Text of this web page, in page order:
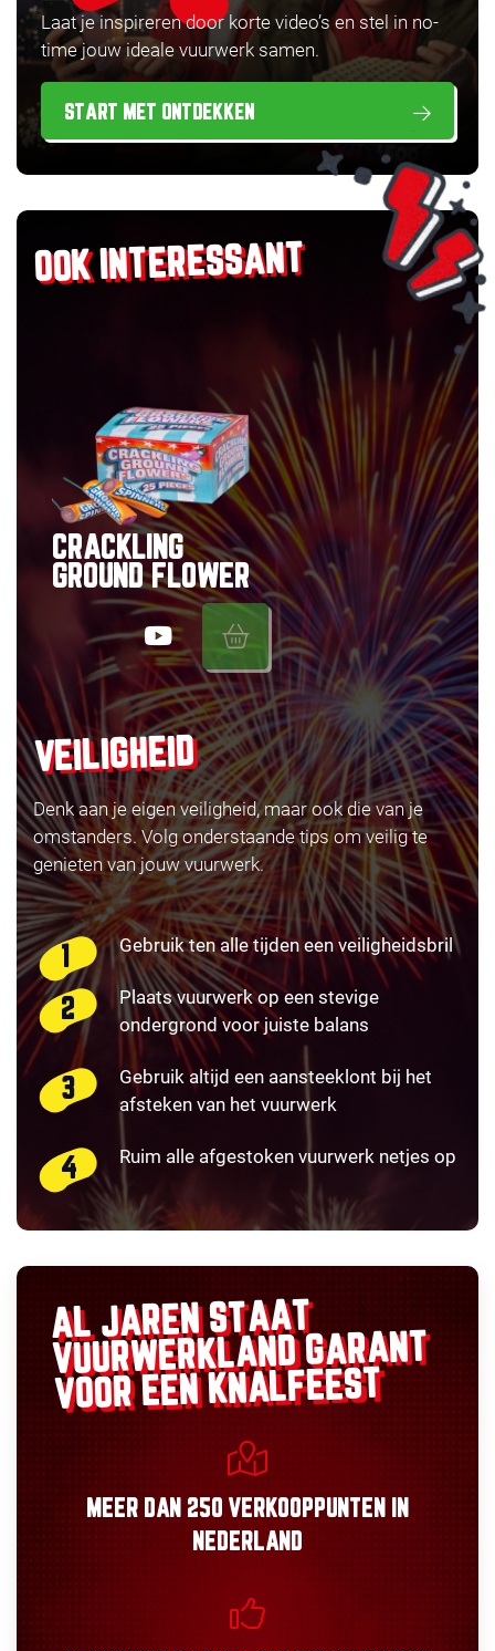
Laat je inspireren door korte video’s en stel in no-
time jouw ideale vuurwerk samen.
START MET ONTDEKKEN
OOK INTERESSANT
CRACKLING
GROUND FLOWER
VEILIGHEID
Denk aan je eigen veiligheid, maar ook die van je
omstanders. Volg onderstaande tips om veilig te
genieten van jouw vuurwerk.
Gebruik ten alle tijden een veiligheidsbril
Plaats vuurwerk op een stevige
ondergrond voor juiste balans
Gebruik altijd een aansteeklont bij het
afsteken van het vuurwerk
Ruim alle afgestoken vuurwerk netjes op
AL JAREN STAAT
VUURWERKLANDGARANT
VOOR EEN KNALFEEST
MEER DAN 250 VERKOOPPUNTEN
IN
NEDERLAND